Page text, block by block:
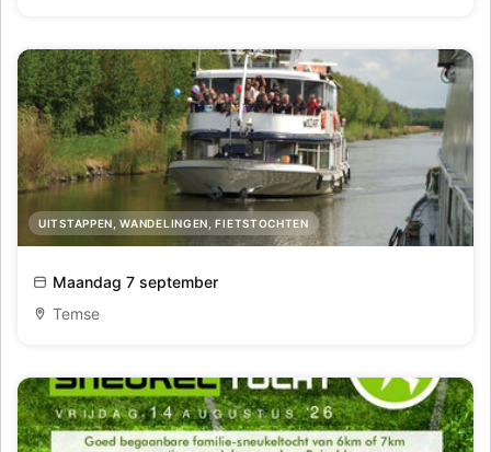
UITSTAPPEN, WANDELINGEN, FIETSTOCHTEN
Dagtocht vanuit Temse en schelle naar hartje Mechelen
Maandag 7 september
Temse